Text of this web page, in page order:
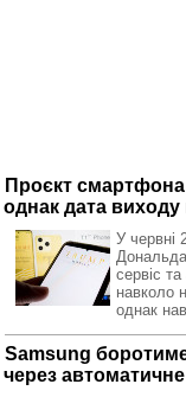
Проєкт
однак дата
У червні
сервіс
навколо
однак
Samsung
через